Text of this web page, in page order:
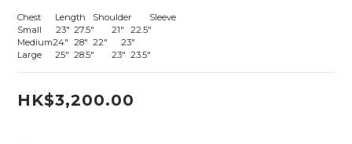
Chest	Length	Shoulder	Sleeve
Small      23"	27.5"	21"	22.5"
Medium24"	28"	22"	    23"
Large	25"	28.5"	23"	23.5"
HK$3,200.00